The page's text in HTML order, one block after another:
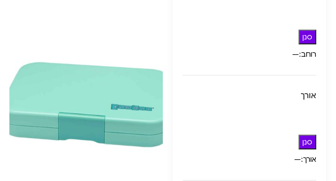
סנן
רוחב:—
אורך
סנן
אורך:—